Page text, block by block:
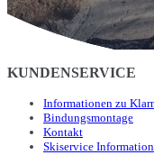
KUNDENSERVICE
Informationen zu
Bindungsmontage
Kontakt
Skiservice Information